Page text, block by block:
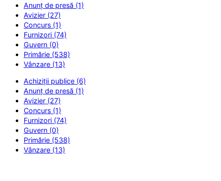
Anunț de presă (1)
Avizier (27)
Concurs (1)
Furnizori (74)
Guvern (0)
Primărie (538)
Vânzare (13)
Achiziții publice (6)
Anunț de presă (1)
Avizier (27)
Concurs (1)
Furnizori (74)
Guvern (0)
Primărie (538)
Vânzare (13)